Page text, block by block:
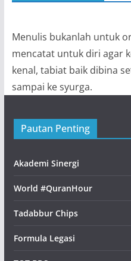
Menulis bukanlah untuk
mencatat untuk diri agar
kenal, tabiat baik dibina
sampai ke syurga.
Pautan Penting
Akademi Sinergi
World #QuranHour
Tadabbur Chips
Formula Legasi